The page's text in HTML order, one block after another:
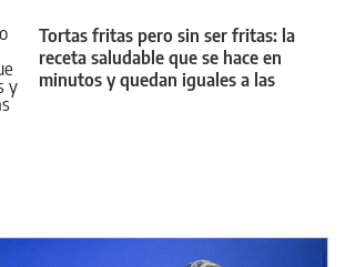
Tortas fritas pero sin ser fritas: la
receta saludable que se hace en
minutos y quedan iguales a las